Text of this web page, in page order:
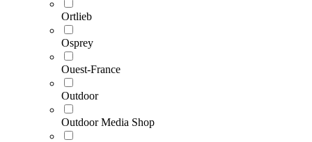
Ortlieb
Osprey
Ouest-France
Outdoor
Outdoor Media Shop